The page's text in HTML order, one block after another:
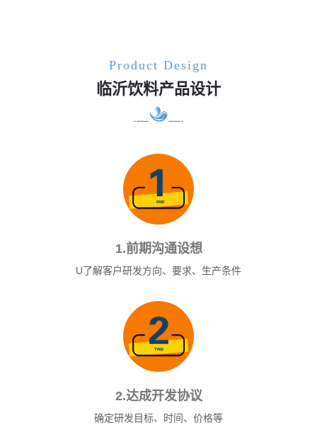
Product Design
临沂饮料产品设计
1.前期沟通设想
U了解客户研发方向、要求、生产条件
2.达成开发协议
确定研发目标、时间、价格等